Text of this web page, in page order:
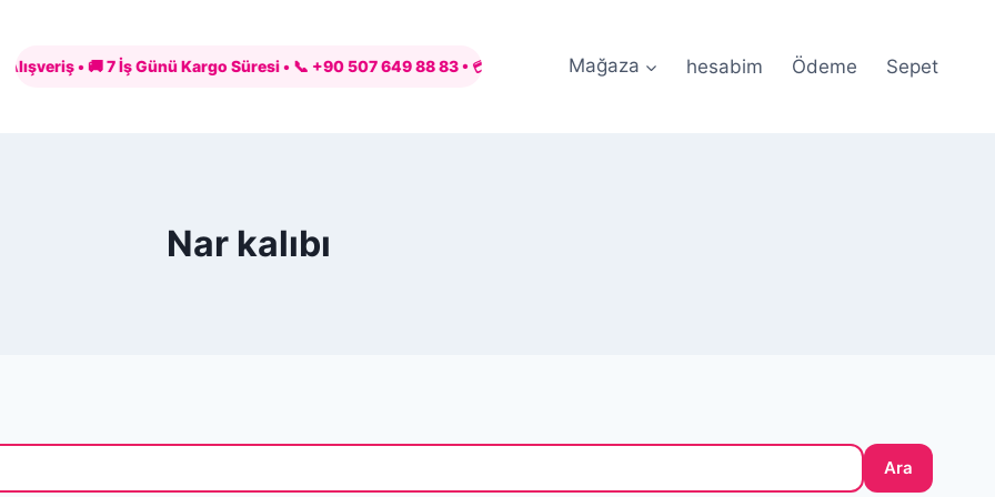
• 🚚 7 İş Günü Kargo Süresi • 📞 +90 507 649 88 83 • 💳 PayTR ile Güvenli Ödeme • 🎀 Özel Tasarım Silikon Kalıplar •
Mağaza hesabim Ödeme Sepet
Nar kalıbı
Ara